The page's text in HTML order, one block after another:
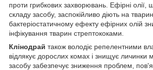
проти грибкових захворювань. Ефірні олії,
складу засобу, заспокійливо діють на
бактеріостатичному ефекту ефірних олій
інфікування тварин стрептококами.
Клінодрай також володіє репелентними
відлякує дорослих комах і знищує личинки
засобу забезпечує зниження проблем,